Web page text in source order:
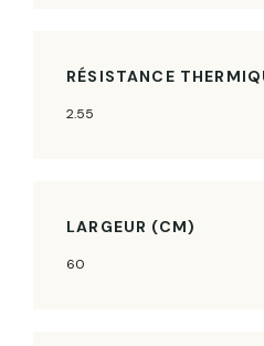
RÉSISTANCE
2.55
LARGEUR (CM)
60